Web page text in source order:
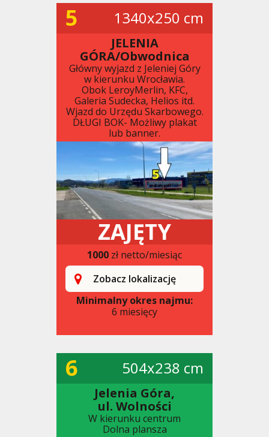
5 1340x250 cm
JELENIA
GÓRA/Obwodnica
Główny wyjazd z Jeleniej Góry
w kierunku Wrocławia.
Obok LeroyMerlin, KFC,
Galeria Sudecka, Helios itd.
Wjazd do Urzędu Skarbowego.
DŁUGI BOK- Możliwy plakat
lub banner.
ZAJĘTY
1000 zł netto/miesiąc
Zobacz lokalizację
Minimalny okres najmu:
6 miesięcy
6 504x238 cm
Jelenia Góra,
ul. Wolności
W kierunku centrum
Dolna plansza